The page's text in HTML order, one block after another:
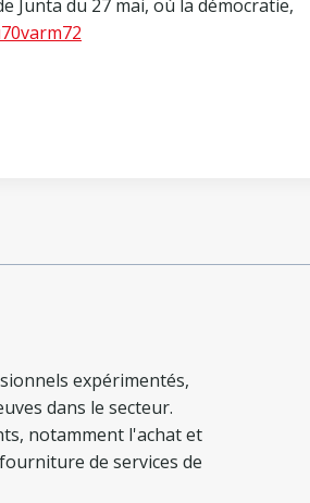
Junta du 27 mai, où la démocratie,
expérimentés,
dans le secteur.
notamment l'achat et
de services de